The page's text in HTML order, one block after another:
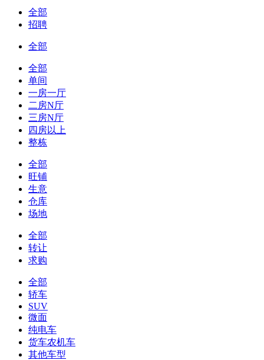
全部
招聘
全部
全部
单间
一房一厅
二房N厅
三房N厅
四房以上
整栋
全部
旺铺
生意
仓库
场地
全部
转让
求购
全部
轿车
SUV
微面
纯电车
货车农机车
其他车型